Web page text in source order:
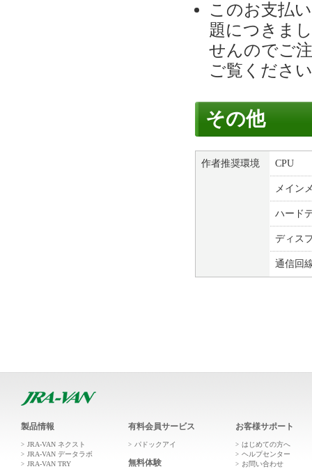
このお支払
題につきま
せんのでご
ご覧くださ
その他
作者推奨環境 CPU
メイン
ハード
ディス
通信回
製品情報
JRA-VAN ネクスト
JRA-VAN データラボ
JRA-VAN TRY
有料会員サービス
パドックアイ
無料体験
お客様サポート
はじめての方へ
ヘルプセンター
お問い合わせ